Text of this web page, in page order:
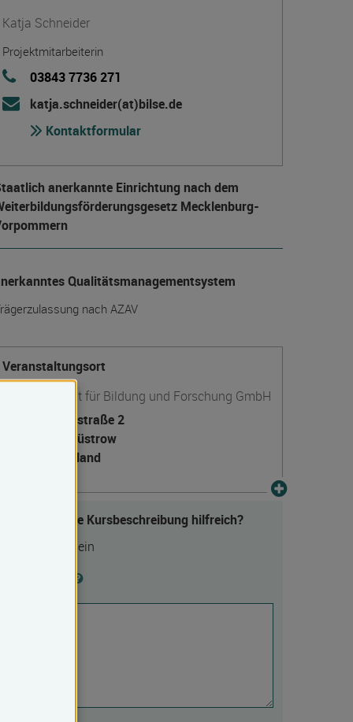
Katja Schneider
Projektmitarbeiterin
03843 7736 271
katja.schneider(at)bilse.de
Kontaktformular
anerkannte Einrichtung nach dem
Mecklenburg-
Qualitätsmanagementsystem
nach AZAV
Veranstaltungsort
BilSE - Institut für Bildung und Forschung GmbH
Kerstingstraße 2
18273 Güstrow
Deutschland
Fanden Sie die Kursbeschreibung hilfreich?
Nein